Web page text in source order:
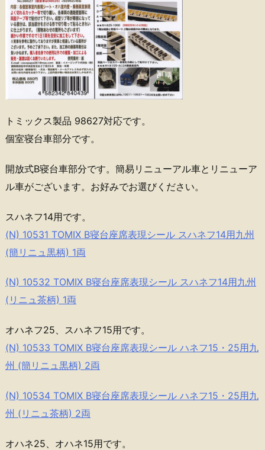
トミックス製品 98627対応です。
個室寝台車部分です。
開放式B寝台車部分です。簡易リニューアル車とリニューア
ル車がございます。お好みでお選びください。
スハネフ14用です。
(N) 10531 TOMIX B寝台座席表現シール スハネフ14用九州
(簡リニュ黒柄) 1両
(N) 10532 TOMIX B寝台座席表現シール スハネフ14用九州
(リニュ茶柄) 1両
オハネフ25、スハネフ15用です。
(N) 10533 TOMIX B寝台座席表現シール ハネフ15・25用九
州 (簡リニュ黒柄) 2両
(N) 10534 TOMIX B寝台座席表現シール ハネフ15・25用九
州 (リニュ茶柄) 2両
オハネ25、オハネ15用です。